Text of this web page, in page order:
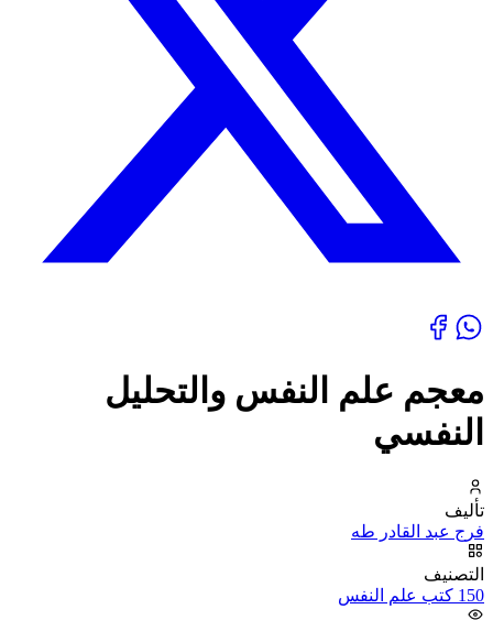
معجم علم النفس والتحليل
النفسي
تأليف
فرج عبد القادر طه
التصنيف
150 كتب علم النفس